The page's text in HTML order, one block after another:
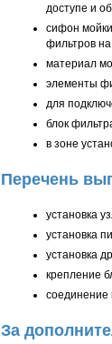
доступе и
сифон
фильтров
материал
элементы
для
блок
в зоне
Перечень
установка
установка
установка
крепление
соединение
За